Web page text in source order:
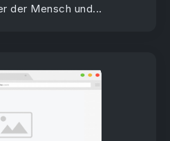
der Mensch und...